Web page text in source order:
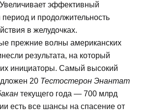
эффективный
и продолжительность
в желудочках.
прежние волны американских
результата, на который
инициаторы. Самый высокий
20 Тестостерон Энантат
текущего года — 700 млрд
есть все шансы на спасение от